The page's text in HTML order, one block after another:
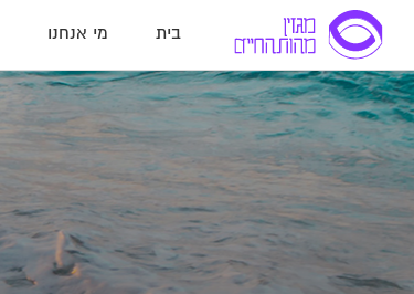
בית מי אנחנו